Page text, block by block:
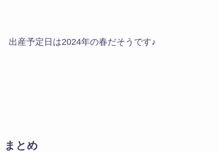
出産予定日は2024年の春だそうです♪
まとめ